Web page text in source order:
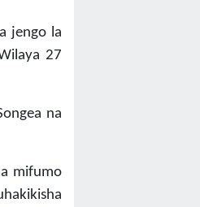
jengo la
27
na
mifumo